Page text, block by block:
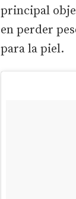
principal
en perder
para la piel.